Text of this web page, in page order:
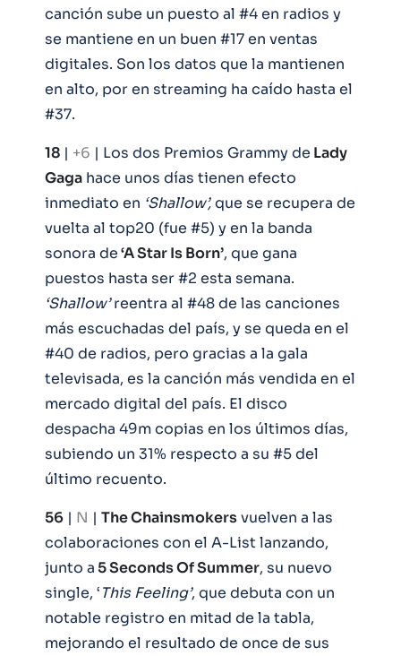
canción sube un puesto al #4 en radios y
se mantiene en un buen #17 en ventas
digitales. Son los datos que la mantienen
en alto, por en streaming ha caído hasta el
#37.
18 | +6 | Los dos Premios Grammy de Lady
Gaga hace unos días tienen efecto
inmediato en ‘Shallow’,que se recupera de
vuelta al top20 (fue #5) y en la banda
sonora de‘A Star Is Born’, que gana
puestos hasta ser #2 esta semana.
‘Shallow’reentra al #48 de las canciones
más escuchadas del país, y se queda en el
#40 de radios, pero gracias a la gala
televisada, es la canción más vendida en el
mercado digital del país. El disco
despacha 49m copias en los últimos días,
subiendo un 31% respecto a su #5 del
último recuento.
56 | N | The Chainsmokersvuelven a las
colaboraciones con el A-List lanzando,
junto a5 Seconds Of Summer, su nuevo
single, ‘This Feeling’, que debuta con un
notable registro en mitad de la tabla,
mejorando el resultado de once de sus